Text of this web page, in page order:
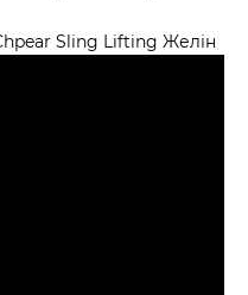
Sling Lifting Желін